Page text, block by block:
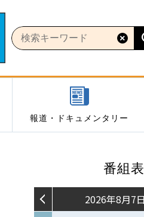
報道・ドキュメンタリー
番組表